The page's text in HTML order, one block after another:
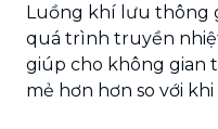
Luồng khí lưu thông
quá trình truyền
giúp cho không gian
mẻ hơn hơn so với